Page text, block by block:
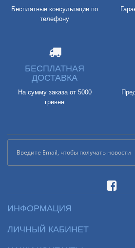
Бесплатные консультации по
телефону
БЕСПЛАТНАЯ
ДОСТАВКА
На сумму заказа от 5000
гривен
ИНФОРМАЦИЯ
ЛИЧНЫЙ КАБИНЕТ